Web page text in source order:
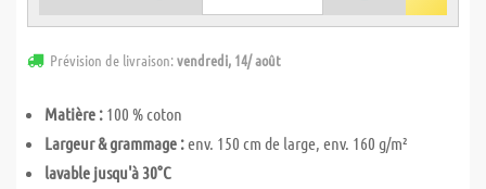
Prévision de livraison:vendredi, 14/ août
Matière : 100 % coton
Largeur & grammage :env. 150 cm de large, env. 160 g/m²
lavable jusqu'à 30°C